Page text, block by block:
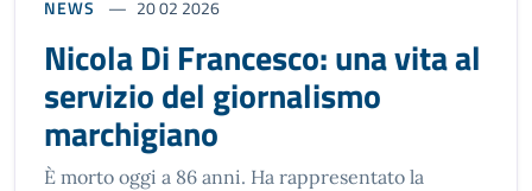
NEWS 20 02 2026
Nicola Di Francesco: una vita al
servizio del giornalismo
marchigiano
È morto oggi a 86 anni. Ha rappresentato la